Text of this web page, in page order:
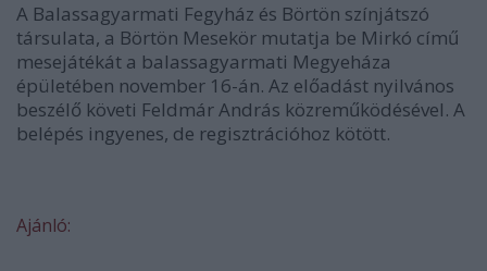
A Balassagyarmati Fegyház és Börtön színjátszó
társulata, a Börtön Mesekör mutatja be Mirkó című
mesejátékát a balassagyarmati Megyeháza
épületében november 16-án. Az előadást nyilvános
beszélő követi Feldmár András közreműködésével. A
belépés ingyenes, de regisztrációhoz kötött.
Ajánló: